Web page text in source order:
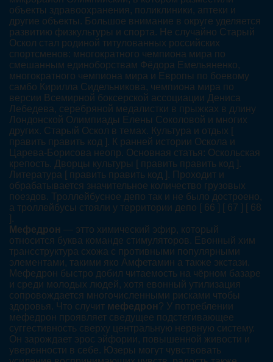
объекты здравоохранения, поликлиники, аптеки и
другие объекты. Большое внимание в округе уделяется
развитию физкультуры и спорта. Не случайно Старый
Оскол стал родиной титулованных российских
спортсменов: многократного чемпиона мира по
смешанным единоборствам Фёдора Емельяненко,
многократного чемпиона мира и Европы по боевому
самбо Кирилла Сидельникова, чемпиона мира по
версии Всемирной боксерской ассоциации Дениса
Лебедева, серебряной медалистки в прыжках в длину
Лондонской Олимпиады Елены Соколовой и многих
других. Старый Оскол в темах. Культура и отдых [
править править код ]. К ранней истории Оскола и
Царева-Борисова неопр. Основная статья: Оскольская
крепость. Дворцы культуры [ править править код ].
Литература [ править править код ]. Проходит и
обрабатывается значительное количество грузовых
поездов. Троллейбусное депо так и не было достроено,
а троллейбусы стояли у территории депо [ 66 ] [ 67 ] [ 68
].
Мефедрон — этто химический эфир, который
относится буква команде стимуляторов. Евонный хим
трансструктура схожа с противными популярными
элементами, такими яко Амфетамин а также экстази.
Мефедрон быстро добил читаемость на чёрном базаре
и среди молодых людей, хотя евонный утилизация
сопровождается многочисленными рисками чтобы
здоровья. Что случит мефедрон? У потреблении
мефедрон проявляет сведущее подстегивающее
суггестивность сверху центральную нервную систему.
Он зарождает эрос эйфории, повышенной живости и
уверенности в себе. Юзеры могут чувствовать